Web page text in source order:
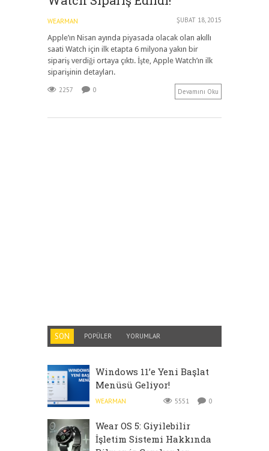
WEARMAN ŞUBAT 18, 2015
Apple’ın Nisan ayında piyasada olacak olan akıllı
saati Watch için ilk etapta 6 milyona yakın bir
sipariş verdiği ortaya çıktı. İşte, Apple Watch’ın ilk
siparişinin detayları.
2257 0 Devamını Oku
SON POPÜLER YORUMLAR
Windows 11’e Yeni Başlat
Menüsü Geliyor!
WEARMAN 5551 0
Wear OS 5: Giyilebilir
İşletim Sistemi Hakkında